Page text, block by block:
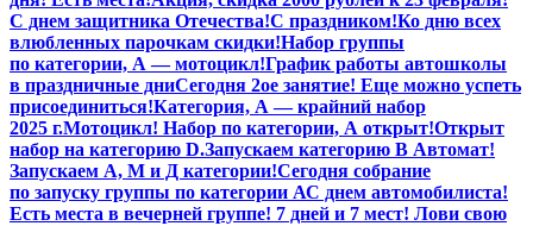
С днем защитника Отечества!С праздником!Ко дню всех
влюбленных парочкам скидки!Набор группы
по категории, А — мотоцикл!График работы автошколы
в праздничные дниСегодня 2ое занятие! Еще можно успеть
присоединиться!Категория, А — крайний набор
2025 г.Мотоцикл! Набор по категории, А открыт!Открыт
набор на категорию D.Запускаем категорию В Автомат!
Запускаем А, М и Д категории!Сегодня собрание
по запуску группы по категории АС днем автомобилиста!
Есть места в вечерней группе! 7 дней и 7 мест! Лови свою